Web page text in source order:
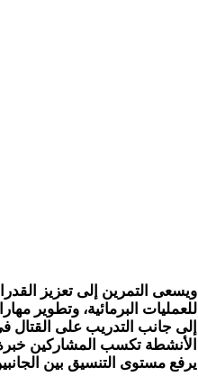
ويسعى التمرين إلى تعزيز
للعمليات البرمائية، وتطوير
إلى جانب التدريب على القتال
الأنشطة تكسب المشاركين خبرة
يرفع مستوى التنسيق بين